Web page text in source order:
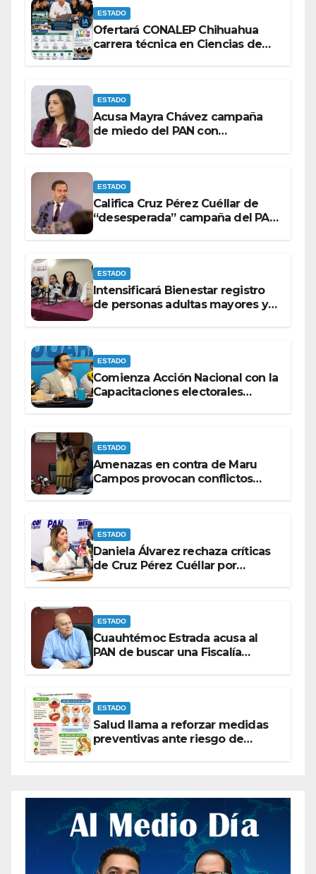
ESTADO
Ofertará CONALEP Chihuahua
carrera técnica en Ciencias de
ESTADO
Acusa Mayra Chávez campaña
de miedo del PAN con
ESTADO
Califica Cruz Pérez Cuéllar de
“desesperada” campaña del PAN
ESTADO
Intensificará Bienestar registro
de personas adultas mayores y
ESTADO
Comienza Acción Nacional con la
Capacitaciones electorales
ESTADO
Amenazas en contra de Maru
Campos provocan conflictos
ESTADO
Daniela Álvarez rechaza críticas
de Cruz Pérez Cuéllar por
ESTADO
Cuauhtémoc Estrada acusa al
PAN de buscar una Fiscalía
ESTADO
Salud llama a reforzar medidas
preventivas ante riesgo de